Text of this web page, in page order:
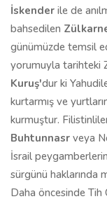
İskender ile de
bahsedilen
günümüzde temsil
yorumuyla tarihteki
Kuruş'dur ki
kurtarmış ve
kurmuştur.
Buhtunnasr veya
İsrail
sürgünü haklarında
Daha öncesinde Tih